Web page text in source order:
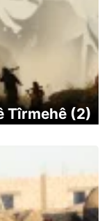
Tîrmehê (2)